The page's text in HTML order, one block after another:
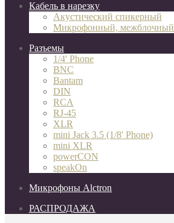
Кабель в нарезку
Акустический спикерный
Микрофонный, межблочный
Разъемы
1/4' Phone
BNC
Bantam
DIN
RCA
RJ-45
XLR
mini Jack 3.5 (1/8' Phone)
mini XLR
powerCON
speakOn
Микрофоны Alctron
РАСПРОДАЖА